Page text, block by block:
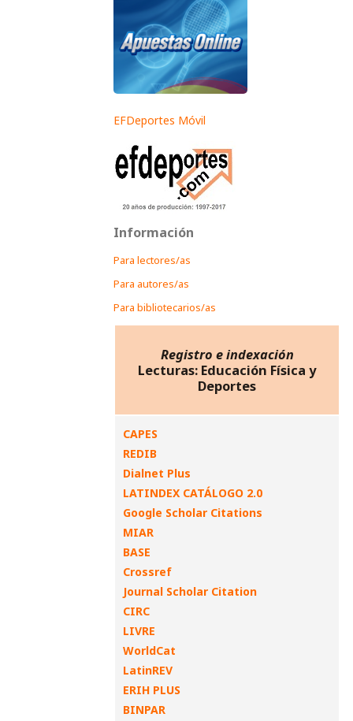
EFDeportes Móvil
Información
Para lectores/as
Para autores/as
Para bibliotecarios/as
Registro e indexación
Lecturas: Educación Física y
Deportes
CAPES
REDIB
Dialnet Plus
LATINDEX CATÁLOGO 2.0
Google Scholar Citations
MIAR
BASE
Crossref
Journal Scholar Citation
CIRC
LIVRE
WorldCat
LatinREV
ERIH PLUS
BINPAR